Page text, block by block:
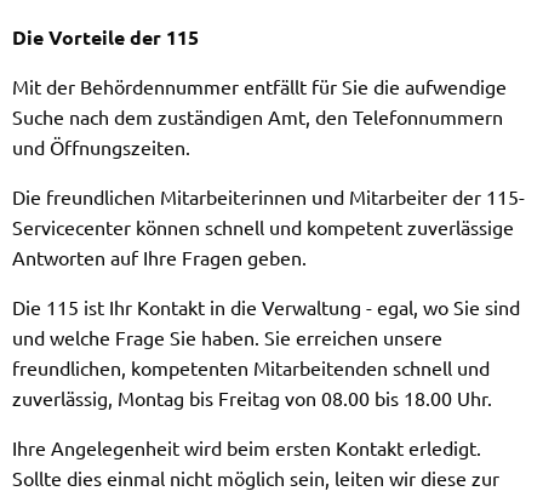
Die Vorteile der 115
Mit der Behördennummer entfällt für Sie die aufwendige
Suche nach dem zuständigen Amt, den Telefonnummern
und Öffnungszeiten.
Die freundlichen Mitarbeiterinnen und Mitarbeiter der 115-
Servicecenter können schnell und kompetent zuverlässige
Antworten auf Ihre Fragen geben.
Die 115 ist Ihr Kontakt in die Verwaltung - egal, wo Sie sind
und welche Frage Sie haben. Sie erreichen unsere
freundlichen, kompetenten Mitarbeitenden schnell und
zuverlässig, Montag bis Freitag von 08.00 bis 18.00 Uhr.
Ihre Angelegenheit wird beim ersten Kontakt erledigt.
Sollte dies einmal nicht möglich sein, leiten wir diese zur